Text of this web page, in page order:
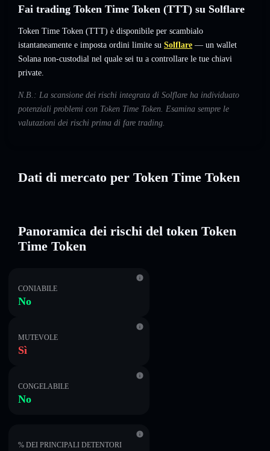
Fai trading Token Time Token (TTT) su Solflare
Token Time Token (TTT) è disponibile per scambialo
istantaneamente e imposta ordini limite su Solflare — un wallet
Solana non-custodial nel quale sei tu a controllare le tue chiavi
private.
N.B.: La scansione dei rischi integrata di Solflare ha individuato
potenziali problemi con Token Time Token. Esamina sempre le
valutazioni dei rischi prima di fare trading.
Dati di mercato per Token Time Token
Panoramica dei rischi del token Token
Time Token
CONIABILE
No
MUTEVOLE
Sì
CONGELABILE
No
% DEI PRINCIPALI DETENTORI